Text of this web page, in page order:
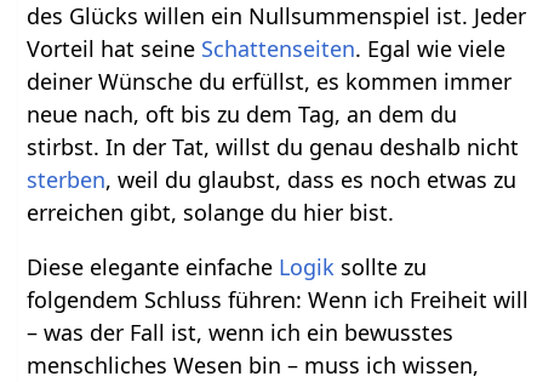
des Glücks willen ein Nullsummenspiel ist. Jeder
Vorteil hat seine Schattenseiten. Egal wie viele
deiner Wünsche du erfüllst, es kommen immer
neue nach, oft bis zu dem Tag, an dem du
stirbst. In der Tat, willst du genau deshalb nicht
sterben, weil du glaubst, dass es noch etwas zu
erreichen gibt, solange du hier bist.
Diese elegante einfache Logik sollte zu
folgendem Schluss führen: Wenn ich Freiheit will
– was der Fall ist, wenn ich ein bewusstes
menschliches Wesen bin – muss ich wissen,